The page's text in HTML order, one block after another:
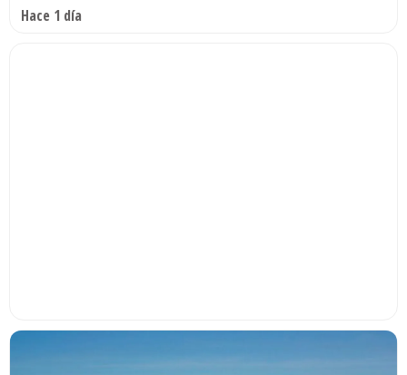
Hace 1 día